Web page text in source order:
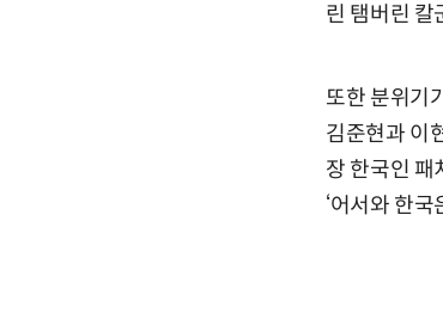
린 탬버린 칼
또한 분위기
김준현과 이
장 한국인
‘어서와 한